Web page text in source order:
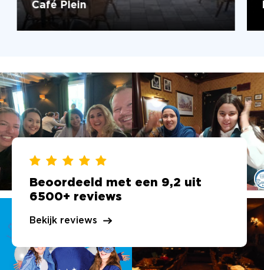
Café Plein
Beoordeeld met een 9,2 uit
6500+ reviews
Bekijk reviews